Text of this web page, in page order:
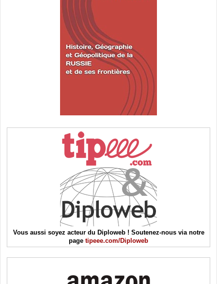
Vous aussi soyez acteur du Diploweb ! Soutenez-nous via notre
page tipeee.com/Diploweb